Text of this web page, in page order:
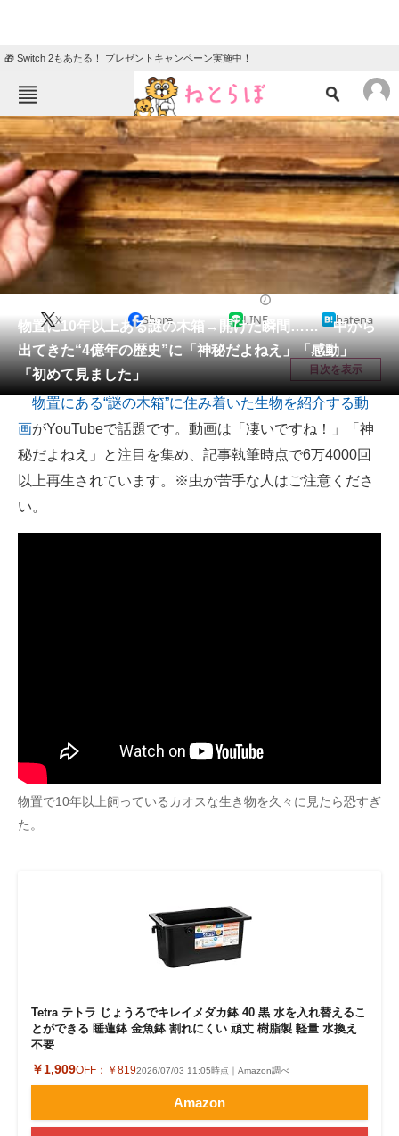
🎁 Switch 2もあたる！ プレゼントキャンペーン実施中！
ねとらぼメニュー
TOP ニュース
エンタメ クイズ
グルメ 地域
住まい 教育・育児
動物
会員記事
メディア
注目記事を集めた総合ページ
ITの今と未来を見通す
スマホと通信の最新トレンド
マーケ×ITの今がよく分かる
ITエンジニア向け専門サイト
モノづくり技術者専門サイト
電子設計の基本と応用
エネルギーの専門メディア
ちょっと気になるネットの話題
物置に10年以上ある謎の木箱→開けた瞬間…… 中から
出てきた“4億年の歴史”に「神秘だよねえ」「感動」
「初めて見ました」
X Share LINE hatena
目次を表示
物置にある“謎の木箱”に住み着いた生物を紹介する動
画がYouTubeで話題です。動画は「凄いですね！」「神
秘だよねえ」と注目を集め、記事執筆時点で6万4000回
以上再生されています。※虫が苦手な人はご注意くださ
い。
物置で10年以上飼っているカオスな生き物を久々に見たら恐すぎ
た。
Tetra テトラ じょうろでキレイメダカ鉢 40 黒 水を入れ替えるこ
とができる 睡蓮鉢 金魚鉢 割れにくい 頑丈 樹脂製 軽量 水換え
不要
￥1,909OFF： ￥8192026/07/03 11:05時点｜Amazon調べ
Amazon